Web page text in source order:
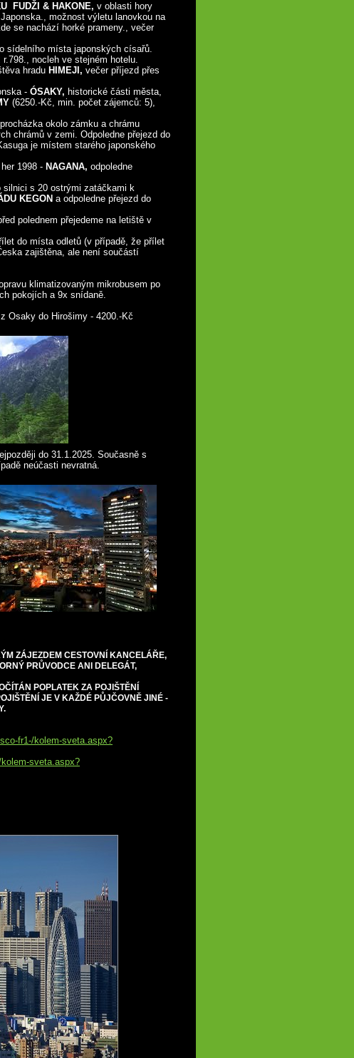
FUDŽI & HAKONE, v oblasti hory
možnost výletu lanovkou na
se nachází horké prameny., večer
sídelního místa japonských císařů.
nocleh ve stejném hotelu.
hradu HIMEJI, večer příjezd přes
- ÓSAKY, historické části města,
(6250.-Kč, min. počet zájemců: 5),
procházka okolo zámku a chrámu
chrámů v zemi. Odpoledne přejezd do
je místem starého japonského
1998 - NAGANA, odpoledne
silnici s 20 ostrými zatáčkami k
KEGON a odpoledne přejezd do
polednem přejedeme na letiště v
do místa odletů (v případě, že přílet
zajištěna, ale není součástí
klimatizovaným mikrobusem po
pokojích a 9x snídaně.
Osaky do Hirošimy - 4200.-Kč
do 31.1.2025. Současně s
neúčasti nevratná.
ZÁJEZDEM CESTOVNÍ KANCELÁŘE,
PRŮVODCE ANI DELEGÁT,
POPLATEK ZA POJIŠTĚNÍ
JE V KAŽDÉ PŮJČOVNĚ JINÉ -
fr1-/kolem-sveta.aspx?
sveta.aspx?